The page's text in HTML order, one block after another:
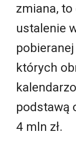
zmiana,
ustalenie
których
podstawą
4 mln zł.